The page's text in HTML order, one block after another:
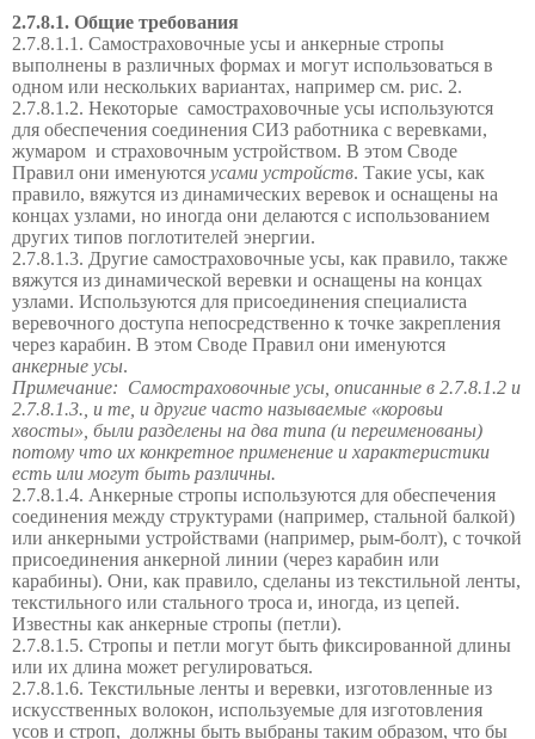
2.7.8.1. Общие требования
2.7.8.1.1. Самостраховочные усы и анкерные стропы
выполнены в различных формах и могут использоваться в
одном или нескольких вариантах, например см. рис. 2.
2.7.8.1.2. Некоторые самостраховочные усы используются
для обеспечения соединения СИЗ работника с веревками,
жумаром и страховочным устройством. В этом Своде
Правил они именуются усами устройств. Такие усы, как
правило, вяжутся из динамических веревок и оснащены на
концах узлами, но иногда они делаются с использованием
других типов поглотителей энергии.
2.7.8.1.3. Другие самостраховочные усы, как правило, также
вяжутся из динамической веревки и оснащены на концах
узлами. Используются для присоединения специалиста
веревочного доступа непосредственно к точке закрепления
через карабин. В этом Своде Правил они именуются
анкерные усы.
Примечание: Самостраховочные усы, описанные в 2.7.8.1.2 и
2.7.8.1.3., и те, и другие часто называемые «коровьи
хвосты», были разделены на два типа (и переименованы)
потому что их конкретное применение и характеристики
есть или могут быть различны.
2.7.8.1.4. Анкерные стропы используются для обеспечения
соединения между структурами (например, стальной балкой)
или анкерными устройствами (например, рым-болт), с точкой
присоединения анкерной линии (через карабин или
карабины). Они, как правило, сделаны из текстильной ленты,
текстильного или стального троса и, иногда, из цепей.
Известны как анкерные стропы (петли).
2.7.8.1.5. Стропы и петли могут быть фиксированной длины
или их длина может регулироваться.
2.7.8.1.6. Текстильные ленты и веревки, изготовленные из
искусственных волокон, используемые для изготовления
усов и строп, должны быть выбраны таким образом, что бы